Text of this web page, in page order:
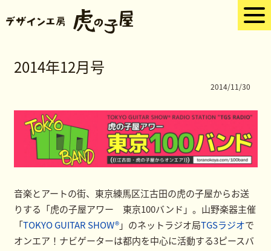
2014年12月号
2014/11/30
音楽とアートの街、東京練馬区江古田の虎の子屋からお送
りする「虎の子屋アワー 東京100バンド」。山野楽器主催
「TOKYO GUITAR SHOW®」のネットラジオ局TGSラジオで
オンエア！ナビゲーターは都内を中心に活動する3ピースバ